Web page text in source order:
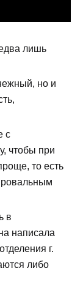
лишь
но и
с
чтобы при
то есть
в
написала
г.
либо